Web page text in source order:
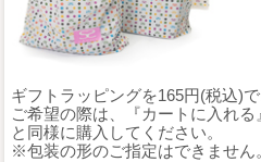
ギフトラッピングを165円(税込)
ご希望の際は、『カートに入れ
と同様に購入してください。
※包装の形のご指定はできません